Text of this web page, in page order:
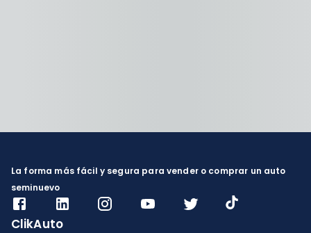
La forma más fácil y segura para vender o comprar un auto
seminuevo
ClikAuto